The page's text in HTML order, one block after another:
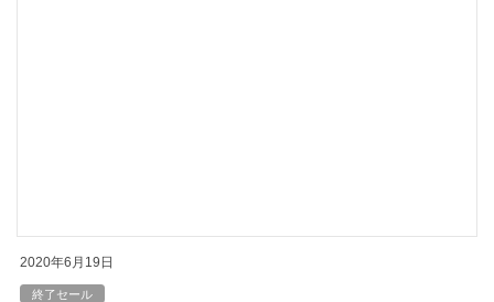
2020年6月19日
終了セール